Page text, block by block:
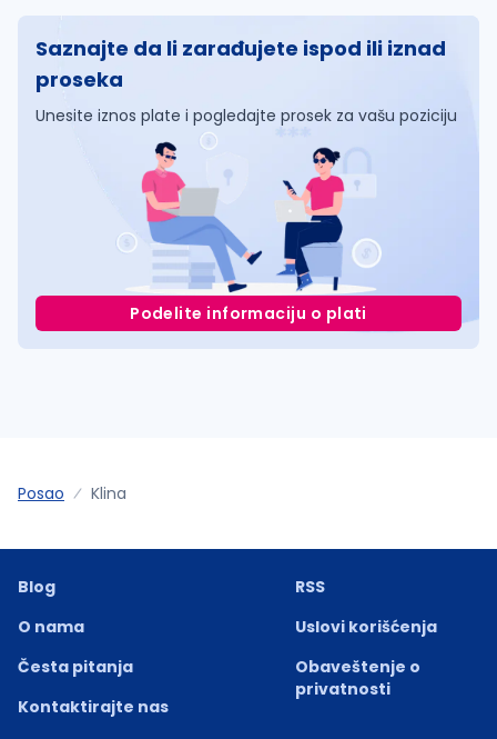
Saznajte da li zarađujete ispod ili iznad
proseka
Unesite iznos plate i pogledajte prosek za vašu poziciju
Podelite informaciju o plati
Posao Klina
Blog
O nama
Česta pitanja
Kontaktirajte nas
RSS
Uslovi korišćenja
Obaveštenje o
privatnosti